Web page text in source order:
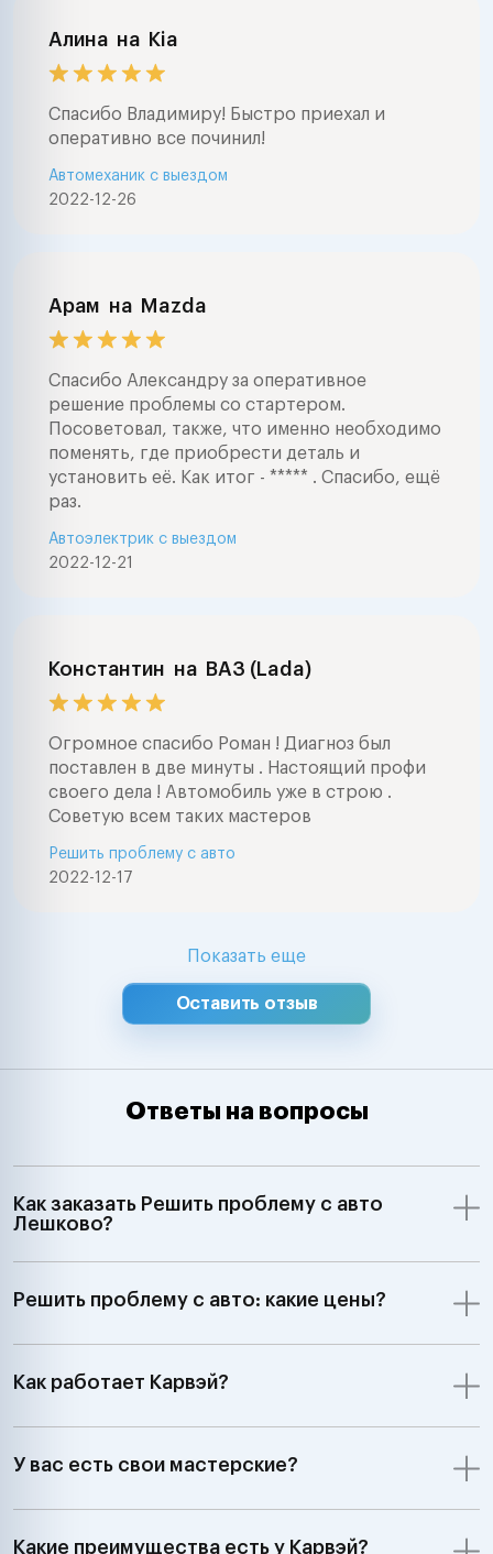
Алина на Kia
Спасибо Владимиру! Быстро приехал и
оперативно все починил!
2022-12-26
Автомеханик с выездом
Арам на Mazda
Спасибо Александру за оперативное
решение проблемы со стартером.
Посоветовал, также, что именно необходимо
поменять, где приобрести деталь и
установить её. Как итог - ***** . Спасибо, ещё
раз.
2022-12-21
Автоэлектрик с выездом
Константин на ВАЗ (Lada)
Огромное спасибо Роман ! Диагноз был
поставлен в две минуты . Настоящий профи
своего дела ! Автомобиль уже в строю .
Советую всем таких мастеров
2022-12-17
Решить проблему с авто
Показать еще
Оставить отзыв
Ответы на вопросы
Как заказать Решить проблему с авто
Лешково?
Решить проблему с авто: какие цены?
Как работает Карвэй?
У вас есть свои мастерские?
Какие преимущества есть у Карвэй?